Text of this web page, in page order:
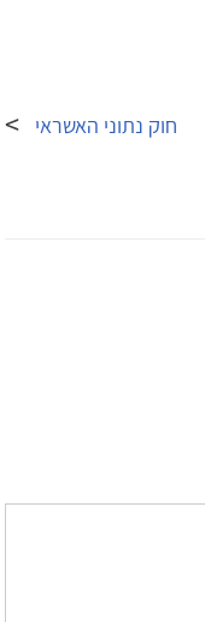
חוק נתוני האשראי